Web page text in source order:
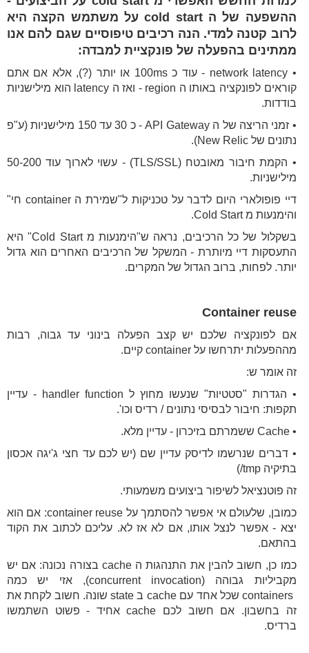
ההשפעה של ה cold start על משתמש הקצה היא
לרוב קטנה למדי. הנה רכיבים טיפוסיים שגם להם אנו
ממתינים בהפעלה של פונקציית למבדה:
• network latency - עוד כ 100ms או יותר (?), אלא אם אתם
קוראים לפונקציה באותו ה region - ואז ה latency הוא מילישניות
בודדות.
• זמני הריצה של ה API Gateway - כ 30 עד 150 מילישניות (ע"פ
נתונים של New Relic).
• הקמת חיבור מאובטח (TLS/SSL) - עשוי לארוך עוד 50-200
מילישניות.
דיי פופולארי היום לדבר על טכניקות ל"שמירת ה container חי"
והימנעות מ Cold Start.
בשקלול של כל הרכיבים, נראה ש"הימנעות מ Cold Start" היא
התעסקות דיי מיותרת - המשקל של הרכיבים האחרים הוא גדול
יותר. לפחות, ברוב הגדול של המקרים.
Container reuse
אם לפונקציה שלכם יש קצב הפעלה בינוני עד גבוה, רבות
מההפעלות יתרחשו על container קיים.
זה אומר ש:
• הגדרות "סטטיות" שנעשו מחוץ ל handler function - עדיין
תקפות: חיבור לבסיסי נתונים / רדיס וכו'.
• Cache ששמרתם בזיכרון - עדיין מלא.
• דברים שנרשמו לדיסק עדיין שם (יש לכם עד חצי ג'יגה אכסון
בתיקיה tmp/)
זה פוטנציאל לשיפור ביצועים משמעותי.
כמובן, שלעולם אי אפשר להסתמך על container reuse: אם הוא
יצא - אפשר לנצל אותו, אם לא אז לא. עליכם לכתוב את הקוד
בהתאם.
כמו כן, חשוב להבין את התנהגות ה cache בצורה נכונה: אם יש
מקביליות גבוהה (concurrent invocation), אזי יש כמה
containers שכל אחד עם cache ב state שונה. חשוב לקחת את
זה בחשבון. אם חשוב לכם cache אחיד - פשוט השתמשו
ברדיס.